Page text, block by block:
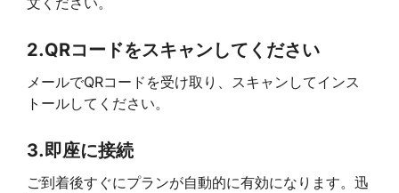
2.QRコードをスキャンしてください
メールでQRコードを受け取り、スキャンしてインス
トールしてください。
3.即座に接続
ご到着後すぐにプランが自動的に有効になります。迅